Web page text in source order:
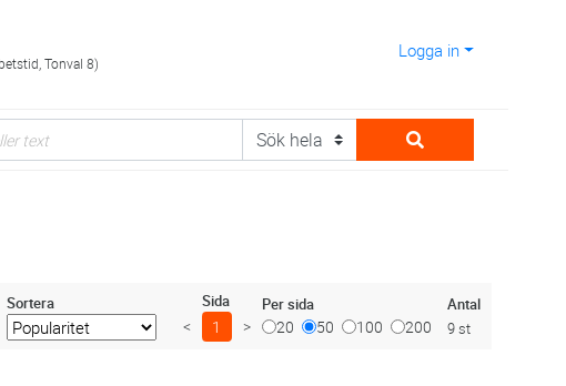
Tonval 8)
Logga in
Sortera Sida
< 1 >
Per sida
20 50 100 200
Antal
9 st